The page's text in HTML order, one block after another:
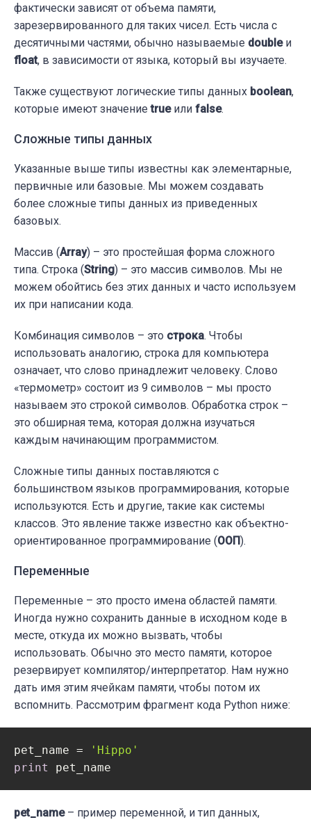
фактически зависят от объема памяти,
зарезервированного для таких чисел. Есть числа с
десятичными частями, обычно называемые doubleи
float, в зависимости от языка, который вы изучаете.
Также существуют логические типы данных boolean,
которые имеют значениеtrueили false.
Сложные типы данных
Указанные выше типы известны как элементарные,
первичные или базовые. Мы можем создавать
более сложные типы данных из приведенных
базовых.
Массив (Array) – это простейшая форма сложного
типа. Строка (String) – это массив символов. Мы не
можем обойтись без этих данных и часто используем
их при написании кода.
Комбинация символов – это строка. Чтобы
использовать аналогию, строка для компьютера
означает, что слово принадлежит человеку. Слово
«термометр» состоит из 9 символов – мы просто
называем это строкой символов. Обработка строк –
это обширная тема, которая должна изучаться
каждым начинающим программистом.
Сложные типы данных поставляются с
большинством языков программирования, которые
используются. Есть и другие, такие как системы
классов. Это явление также известно как объектно-
ориентированное программирование (ООП).
Переменные
Переменные – это просто имена областей памяти.
Иногда нужно сохранить данные в исходном коде в
месте, откуда их можно вызвать, чтобы
использовать. Обычно это место памяти, которое
резервирует компилятор/интерпретатор. Нам нужно
дать имя этим ячейкам памяти, чтобы потом их
вспомнить. Рассмотрим фрагмент кода Python ниже:
pet_name =
'Hippo'
print
pet_name
pet_name– пример переменной, и тип данных,